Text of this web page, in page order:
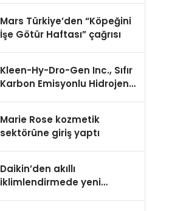
Mars Türkiye’den “Köpeğini
İşe Götür Haftası” çağrısı
Kleen-Hy-Dro-Gen Inc., Sıfır
Karbon Emisyonlu Hidrojen
Aldı
Marie Rose kozmetik
sektörüne giriş yaptı
Daikin’den akıllı
iklimlendirmede yeni